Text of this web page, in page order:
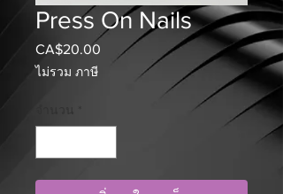
Press On Nails
CA$20.00 ราคา
ไม่รวม ภาษี